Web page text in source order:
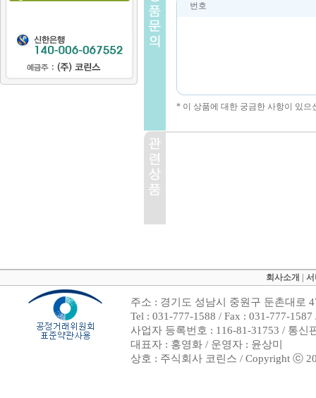
번호
* 이 상품에 대한 궁금한 사항이 있
회사소개
주소 : 경기도 성남시 중원구 둔촌대로
Tel : 031-777-1588 / Fax : 031-777-
사업자 등록번호 : 116-81-31753 / 통신
대표자 : 홍영화 / 운영자 : 윤상미
상호 : 주식회사 코린스 / Copyright ⓒ